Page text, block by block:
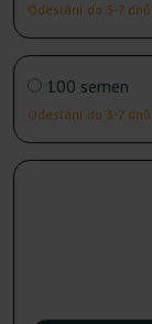
Odeslání do 3-7 dnů
100 semen
Odeslání do 3-7 dnů